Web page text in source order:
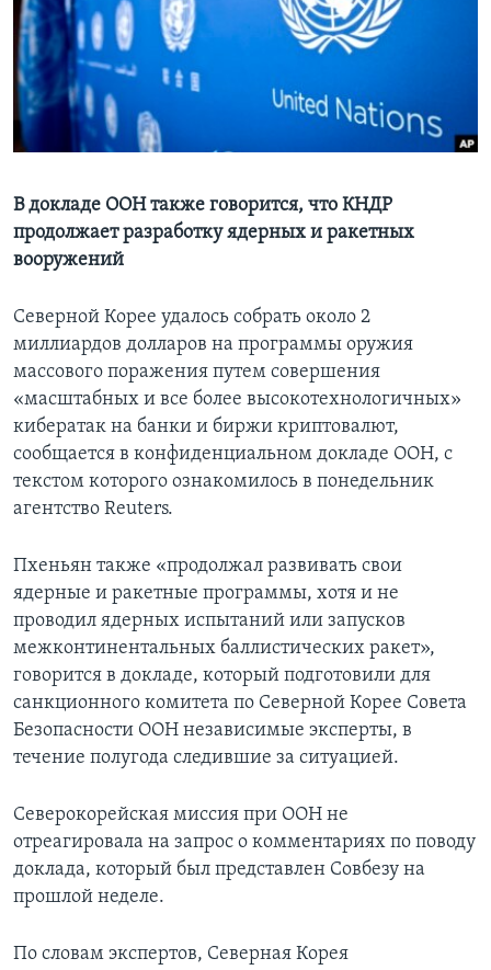
Learning English
СОЦИАЛЬНЫЕ СЕТИ
Языки
В докладе ООН также говорится, что КНДР
продолжает разработку ядерных и ракетных
вооружений
Северной Корее удалось собрать около 2
миллиардов долларов на программы оружия
массового поражения путем совершения
«масштабных и все более высокотехнологичных»
кибератак на банки и биржи криптовалют,
сообщается в конфиденциальном докладе ООН, с
текстом которого ознакомилось в понедельник
агентство Reuters.
Пхеньян также «продолжал развивать свои
ядерные и ракетные программы, хотя и не
проводил ядерных испытаний или запусков
межконтинентальных баллистических ракет»,
говорится в докладе, который подготовили для
санкционного комитета по Северной Корее Совета
Безопасности ООН независимые эксперты, в
течение полугода следившие за ситуацией.
Северокорейская миссия при ООН не
отреагировала на запрос о комментариях по поводу
доклада, который был представлен Совбезу на
прошлой неделе.
По словам экспертов, Северная Корея